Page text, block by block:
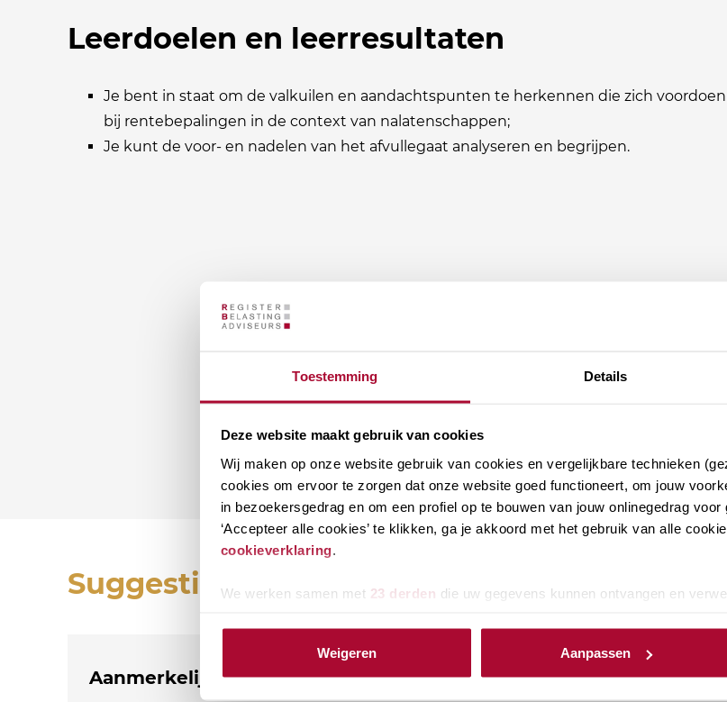
Toestemming Details
Deze website maakt gebruik van cookies
Wij maken op onze website gebruik van cookies en vergelijkbare technieken
cookies om ervoor te zorgen dat onze website goed functioneert, om jouw
in bezoekersgedrag en om een profiel op te bouwen van jouw onlinegedrag
‘Accepteer alle cookies’ te klikken, ga je akkoord met het gebruik van alle
cookieverklaring.
We werken samen met 23 derden die uw gegevens kunnen ontvangen en
Weigeren Aanpassen
Leerdoelen en leerresultaten
Je bent in staat om de valkuilen en aandachtspunten te herkennen die zich voordoen
bij rentebepalingen in de context van nalatenschappen;
Je kunt de voor- en nadelen van het afvullegaat analyseren en begrijpen.
Suggesties
Aanmerkelijk belang en terbeschikkingstellingsregeling